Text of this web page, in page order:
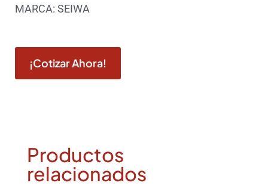
MARCA: SEIWA
¡Cotizar Ahora!
Productos
relacionados